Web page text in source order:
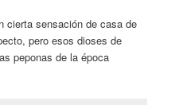
cierta sensación de casa de
pero esos dioses de
peponas de la época